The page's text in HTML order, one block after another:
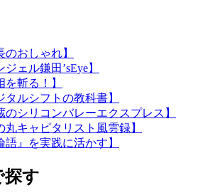
おしゃれ】
ェル鎌田’sEye】
斬る！】
ルシフトの教科書】
のシリコンバレーエクスプレス】
キャピタリスト風雲録】
』を実践に活かす】
探す